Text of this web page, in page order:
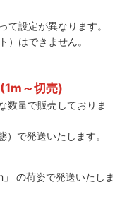
設定が異なります。
）はできません。
～切売)
数量で販売しておりま
で発送いたします。
の荷姿で発送いたしま